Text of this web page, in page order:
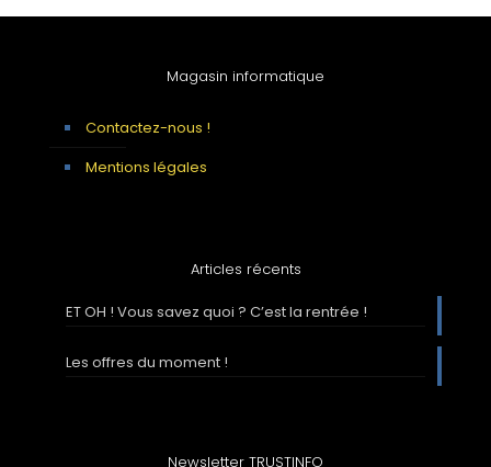
Magasin informatique
Contactez-nous !
Mentions légales
Articles récents
ET OH ! Vous savez quoi ? C’est la rentrée !
Les offres du moment !
Newsletter TRUSTINFO